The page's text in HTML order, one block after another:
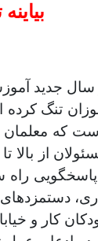
جديد
تنگ
که
پاسخگویی
كار و